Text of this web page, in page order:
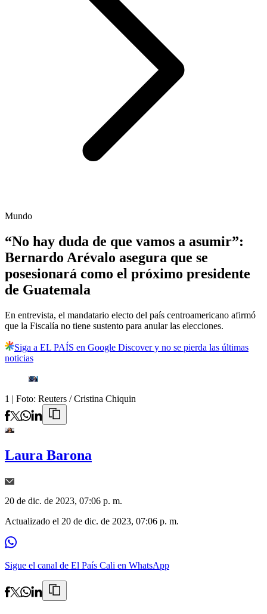
Mundo
“No hay duda de que vamos a asumir”:
Bernardo Arévalo asegura que se
posesionará como el próximo presidente
de Guatemala
En entrevista, el mandatario electo del país centroamericano afirmó
que la Fiscalía no tiene sustento para anular las elecciones.
Siga a EL PAÍS en Google Discover y no se pierda las últimas
noticias
1 | Foto: Reuters / Cristina Chiquin
Laura Barona
20 de dic. de 2023, 07:06 p. m.
Actualizado el 20 de dic. de 2023, 07:06 p. m.
Sigue el canal de El País Cali en WhatsApp